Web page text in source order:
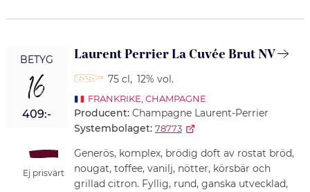
BETYG
16
409:-
Ej prisvärt
Laurent Perrier La Cuvée Brut NV
75 cl, 12% vol.
FRANKRIKE CHAMPAGNE
Producent: Champagne Laurent-Perrier
Systembolaget: 78773
Generös, komplex, brödig doft av rostat bröd,
nougat, toffee, vanilj, nötter, körsbär och
grillad citron. Fyllig, rund, ganska utvecklad,